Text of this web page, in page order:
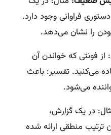
فراوانی وجود دارد.
را نشان می‌دهد.
از فونتی که خواندن آن
می‌کنید. تفسیر: باعث
می‌شود.
در یک گزارش،
ترتیب منطقی ارائه شده